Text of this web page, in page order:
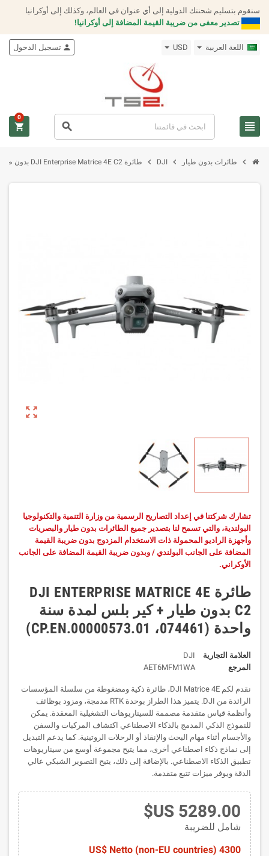
سنقوم بتسليم شحنتك الدولية إلى أي عنوان في العالم، وكذلك إلى أوكرانيا
تصدير معفى من ضريبة القيمة المضافة إلى أوكرانيا!
اللغة العربية USD
view_headline
search
person تسجيل الدخول
shopping_cart
0
chevron_right طائرات بدون طيار chevron_right
DJI
chevron_right طائرة DJI Enterprise Matrice 4E C2 بدون طيار + كير بلس لمدة سنة واحدة (074461، CP.EN.00000573.01)
zoom_out_map
تشارك شركتنا في إعداد التصاريح الرسمية من وزارة التنمية والتكنولوجيا
البولندية، والتي تسمح لنا بتصدير جميع الطائرات بدون طيار والبصريات
وأجهزة الراديو المحمولة ذات الاستخدام المزدوج بدون ضريبة القيمة
المضافة على الجانب البولندي / وبدون ضريبة القيمة المضافة على الجانب
الأوكراني.
طائرة DJI ENTERPRISE MATRICE 4E
C2 بدون طيار + كير بلس لمدة سنة
واحدة (074461، CP.EN.00000573.01)
العلامة التجارية
DJI
المرجع
AET6MFM1WA
نقدم لكم DJI Matrice 4E، طائرة ذكية ومضغوطة من سلسلة المؤسسات
الرائدة من DJI. يتميز هذا الطراز بوحدة RTK مدمجة، ومزود بوظائف
وأنظمة قياس متقدمة مصممة للسيناريوهات التشغيلية المعقدة. يمكن
للنموذج الذكي المدمج بالذكاء الاصطناعي اكتشاف المركبات والسفن
والأجسام أثناء مهام البحث والإنقاذ أو الرحلات الروتينية. كما يدعم التبديل
إلى نماذج ذكاء اصطناعي أخرى، مما يتيح مجموعة أوسع من سيناريوهات
تطبيق الذكاء الاصطناعي. بالإضافة إلى ذلك، يتيح التصوير الشبكي عالي
الدقة ويوفر ميزات تتبع متقدمة.
5289.00 US$
شامل للضريبة
4300 US$ Netto (non-EU countries)